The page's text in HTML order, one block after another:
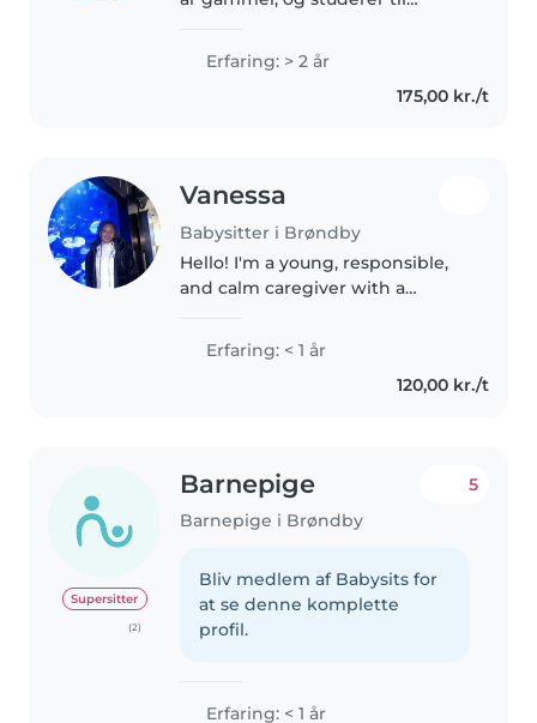
studiet har jeg studiejob på
børne akutmodtagelsen hvor vi
har børn fra 0-17 år, men søger..
Erfaring: > 2 år
175,00 kr./t
Vanessa
Babysitter i Brøndby
Hello! I'm a young, responsible,
and calm caregiver with a
children. I have experience with
babies, toddlers and primary
students, so I'm comfortable
Erfaring: < 1 år
120,00 kr./t
Supersitter
(2)
Barnepige
Barnepige i Brøndby
5
Bliv medlem af Babysits for
at se denne komplette
profil.
Erfaring: < 1 år